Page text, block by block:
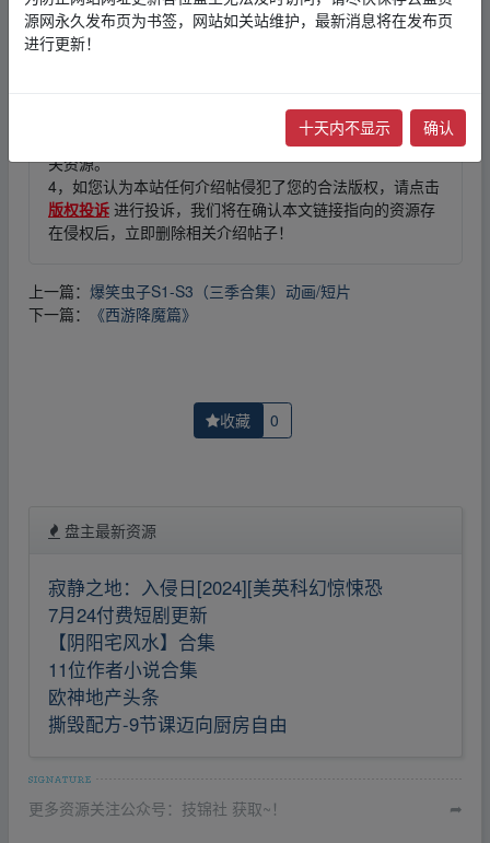
1，本站所有内容均为站内网盘爱好者分享发布的网盘链接
介绍展示帖子，
3，本文内所有链接指向的云盘网盘资源，其版权归版权方
所有！其实际管理权为帖子发布者所有，本站无法操作相
关资源。
4，如您认为本站任何介绍帖侵犯了您的合法版权，请点击
版权投诉 进行投诉，我们将在确认本文链接指向的资源存
在侵权后，立即删除相关介绍帖子！
上一篇： 爆笑虫子S1-S3（三季合集）动画/短片
下一篇：
《西游降魔篇》
收藏 0
盘主最新资源
寂静之地：入侵日[2024][美英科幻惊悚恐
7月24付费短剧更新
【阴阳宅风水】合集
11位作者小说合集
欧神地产头条
撕毁配方-9节课迈向厨房自由
更多资源关注公众号：技锦社 获取~！ ➦
源网永久发布页为书签，网站如关站维护，最新消息将在发布页
进行更新！
十天内不显示 确认